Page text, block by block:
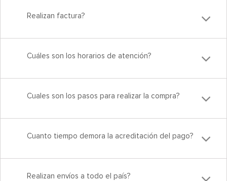
Realizan factura?
Cuáles son los horarios de atención?
Cuales son los pasos para realizar la compra?
Cuanto tiempo demora la acreditación del pago?
Realizan envíos a todo el país?